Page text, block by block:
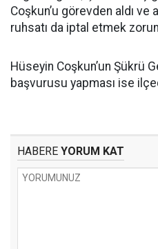
Coşkun’u görevden aldı ve
ruhsatı da iptal etmek
Hüseyin Coşkun’un Şükrü
başvurusu yapması ise
HABERE YORUM KAT